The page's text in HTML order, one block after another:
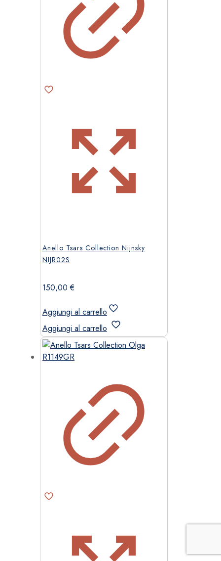
Anello Tsars Collection Nijnsky
NIJR02S
150,00€
Aggiungi al carrello
Aggiungi al carrello